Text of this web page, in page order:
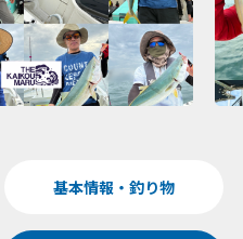
基本情報・釣り物